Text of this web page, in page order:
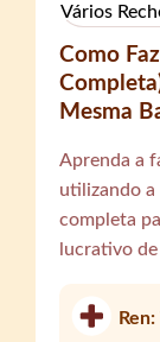
Como
Mesma
Aprenda a
utilizando a
completa
lucrativo
Ren: